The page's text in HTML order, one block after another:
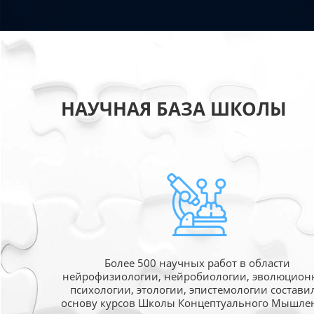
НАУЧНАЯ БАЗА ШКОЛЫ
Более 500 научных работ в области
нейрофизиологии, нейробиологии,
психологии, этологии, эпистемологии
основу курсов Школы Концептуального